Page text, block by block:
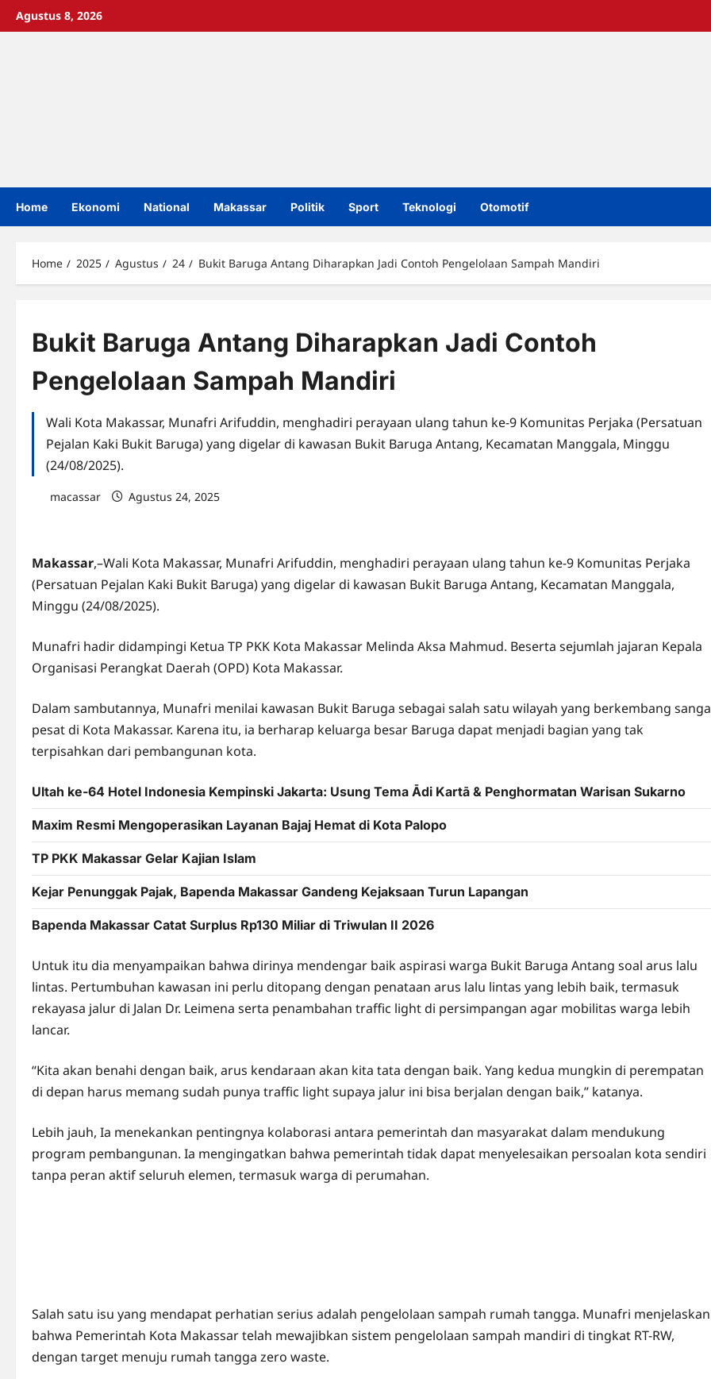
SkipAgustus 8, 2026
Home Ekonomi National Makassar Politik Sport Teknologi Otomotif
Home 2025 Agustus 24 Bukit Baruga Antang Diharapkan Jadi Contoh Pengelolaan Sampah Mandiri
Bukit Baruga Antang Diharapkan Jadi Contoh
Pengelolaan Sampah Mandiri
Wali Kota Makassar, Munafri Arifuddin, menghadiri perayaan ulang tahun ke-9 Komunitas Perjaka (Persatuan
Pejalan Kaki Bukit Baruga) yang digelar di kawasan Bukit Baruga Antang, Kecamatan Manggala, Minggu
(24/08/2025).
macassar Agustus 24, 2025
Makassar,–Wali Kota Makassar, Munafri Arifuddin, menghadiri perayaan ulang tahun ke-9 Komunitas Perjaka
(Persatuan Pejalan Kaki Bukit Baruga) yang digelar di kawasan Bukit Baruga Antang, Kecamatan Manggala,
Minggu (24/08/2025).
Munafri hadir didampingi Ketua TP PKK Kota Makassar Melinda Aksa Mahmud. Beserta sejumlah jajaran Kepala
Organisasi Perangkat Daerah (OPD) Kota Makassar.
Dalam sambutannya, Munafri menilai kawasan Bukit Baruga sebagai salah satu wilayah yang berkembang
pesat di Kota Makassar. Karena itu, ia berharap keluarga besar Baruga dapat menjadi bagian yang tak
terpisahkan dari pembangunan kota.
Ultah ke-64 Hotel Indonesia Kempinski Jakarta: Usung Tema Ādi Kartā & Penghormatan Warisan Sukarno
Maxim Resmi Mengoperasikan Layanan Bajaj Hemat di Kota Palopo
TP PKK Makassar Gelar Kajian Islam
Kejar Penunggak Pajak, Bapenda Makassar Gandeng Kejaksaan Turun Lapangan
Bapenda Makassar Catat Surplus Rp130 Miliar di Triwulan II 2026
Untuk itu dia menyampaikan bahwa dirinya mendengar baik aspirasi warga Bukit Baruga Antang soal arus lalu
lintas. Pertumbuhan kawasan ini perlu ditopang dengan penataan arus lalu lintas yang lebih baik, termasuk
rekayasa jalur di Jalan Dr. Leimena serta penambahan traffic light di persimpangan agar mobilitas warga lebih
lancar.
“Kita akan benahi dengan baik, arus kendaraan akan kita tata dengan baik. Yang kedua mungkin di perempatan
di depan harus memang sudah punya traffic light supaya jalur ini bisa berjalan dengan baik,” katanya.
Lebih jauh, Ia menekankan pentingnya kolaborasi antara pemerintah dan masyarakat dalam mendukung
program pembangunan. Ia mengingatkan bahwa pemerintah tidak dapat menyelesaikan persoalan kota sendiri
tanpa peran aktif seluruh elemen, termasuk warga di perumahan.
Salah satu isu yang mendapat perhatian serius adalah pengelolaan sampah rumah tangga. Munafri menjelaskan
bahwa Pemerintah Kota Makassar telah mewajibkan sistem pengelolaan sampah mandiri di tingkat RT-RW,
dengan target menuju rumah tangga zero waste.